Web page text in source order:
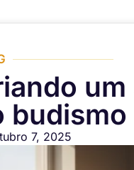
budismo
7, 2025